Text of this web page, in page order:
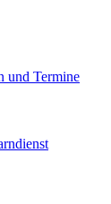
und Termine